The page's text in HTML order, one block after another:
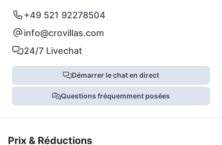
+49 521 92278504
info@crovillas.com
24/7 Livechat
Démarrer le chat en direct
Questions fréquemment posées
Prix & Réductions